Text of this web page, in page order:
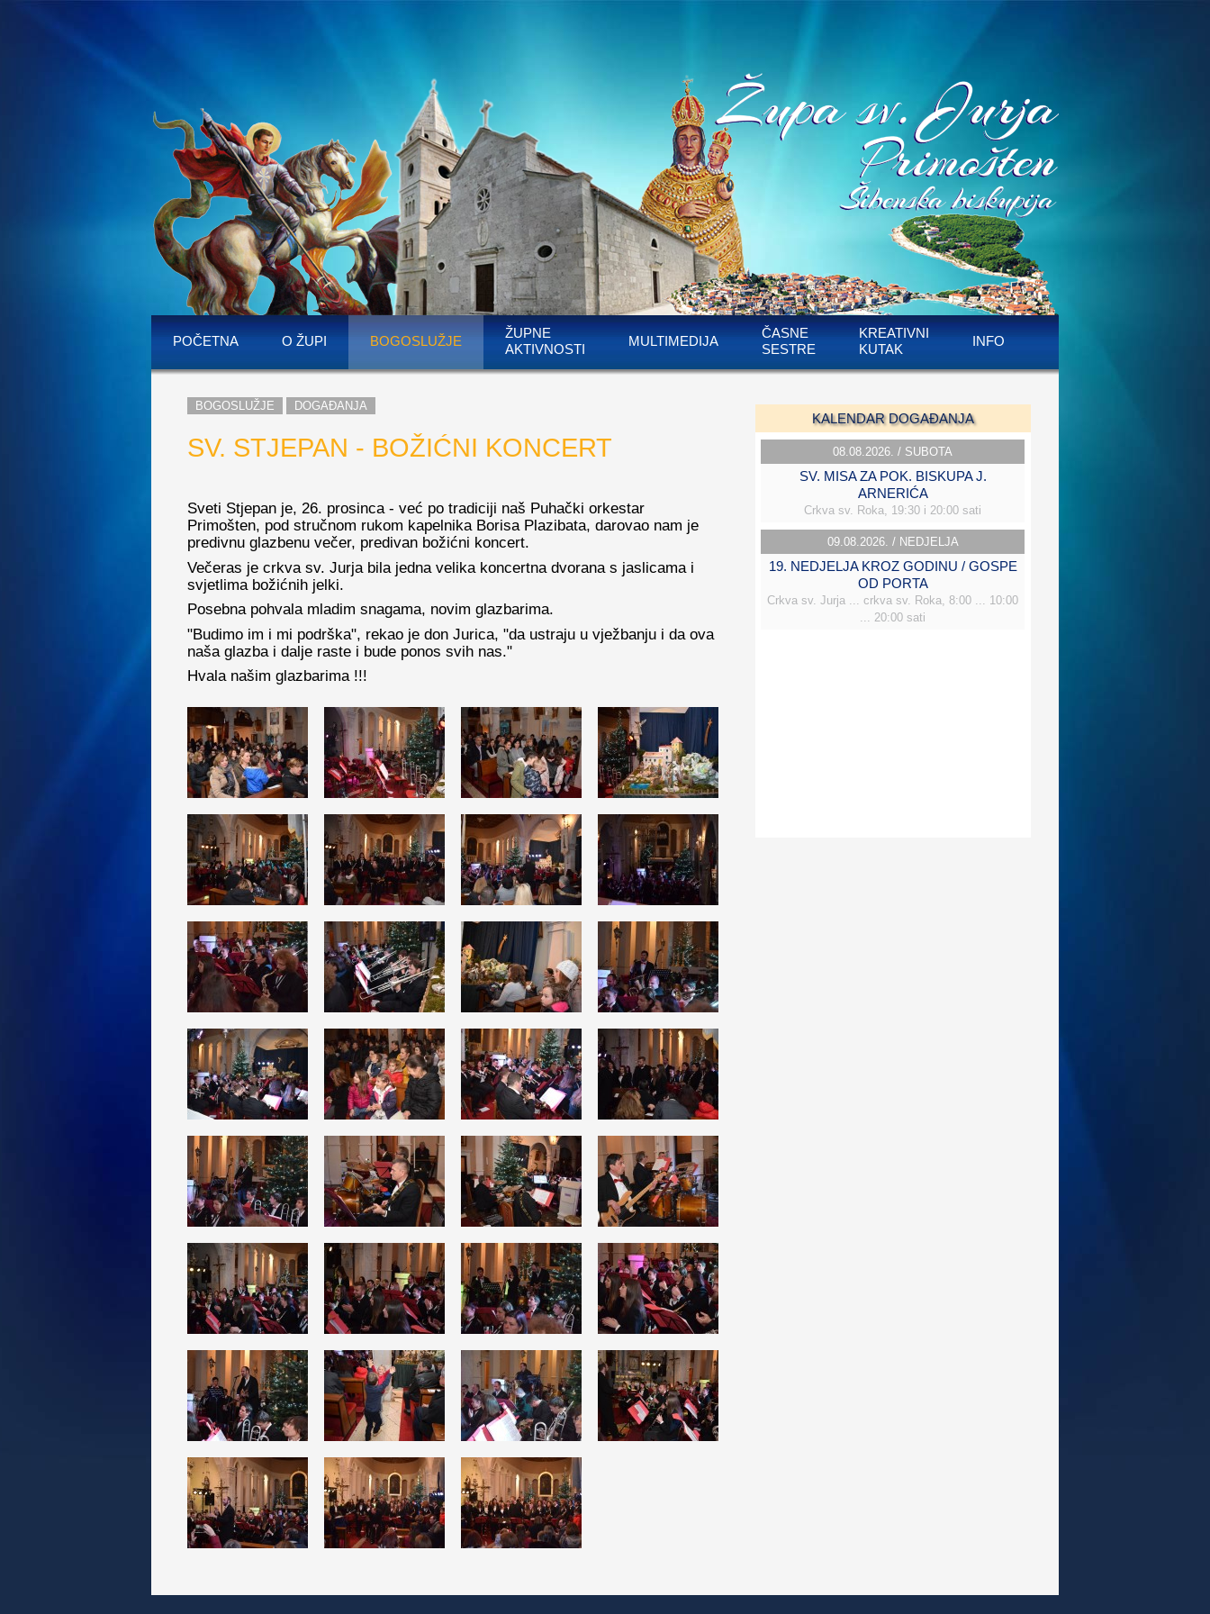
POČETNA O ŽUPI BOGOSLUŽJE
ŽUPNE
AKTIVNOSTI
MULTIMEDIJA
ČASNE
SESTRE
KREATIVNI
KUTAK
INFO
BOGOSLUŽJE DOGAĐANJA
SV. STJEPAN - BOŽIĆNI KONCERT
Sveti Stjepan je, 26. prosinca - već po tradiciji naš Puhački orkestar
Primošten, pod stručnom rukom kapelnika Borisa Plazibata, darovao nam je
predivnu glazbenu večer, predivan božićni koncert.
Večeras je crkva sv. Jurja bila jedna velika koncertna dvorana s jaslicama i
svjetlima božićnih jelki.
Posebna pohvala mladim snagama, novim glazbarima.
"Budimo im i mi podrška", rekao je don Jurica, "da ustraju u vježbanju i da ova
naša glazba i dalje raste i bude ponos svih nas."
Hvala našim glazbarima !!!
KALENDAR DOGAĐANJA
08.08.2026. / SUBOTA
SV. MISA ZA POK. BISKUPA J.
ARNERIĆA
Crkva sv. Roka, 19:30 i 20:00 sati
09.08.2026. / NEDJELJA
19. NEDJELJA KROZ GODINU / GOSPE
OD PORTA
Crkva sv. Jurja ... crkva sv. Roka, 8:00 ... 10:00
... 20:00 sati